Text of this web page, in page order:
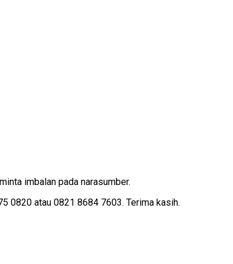
imbalan pada narasumber.
0820 atau 0821 8684 7603. Terima kasih.